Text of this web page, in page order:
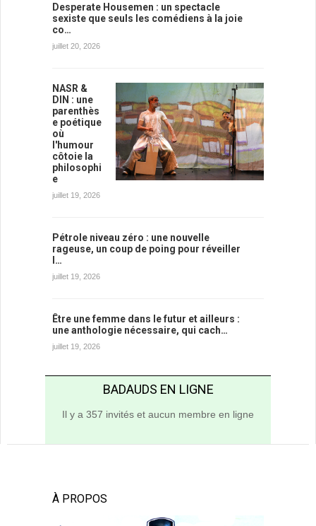
Desperate Housemen : un spectacle
sexiste que seuls les comédiens à la joie
co…
juillet 20, 2026
NASR &
DIN : une
parenthès
e poétique
où
l'humour
côtoie la
philosophi
e
juillet 19, 2026
Pétrole niveau zéro : une nouvelle
rageuse, un coup de poing pour réveiller
l…
juillet 19, 2026
Être une femme dans le futur et ailleurs :
une anthologie nécessaire, qui cach…
juillet 19, 2026
BADAUDS EN LIGNE
Il y a 357 invités et aucun membre en ligne
À PROPOS